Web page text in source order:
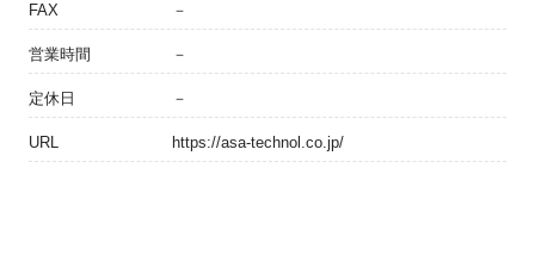
FAX －
営業時間 －
定休日 －
URL https://asa-technol.co.jp/